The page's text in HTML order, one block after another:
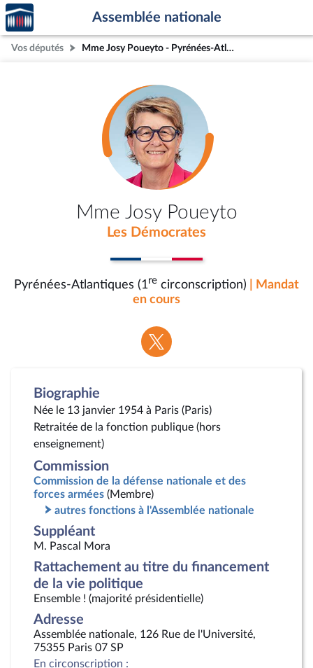
Aller au contenu
Aller en bas de la page
Accèder
à la
page
d'accueil
Assemblée nationale
Vos députés Mme Josy Poueyto - Pyrénées-Atlantiques (1re circonscription)
Mme Josy Poueyto
Les Démocrates
Pyrénées-Atlantiques (1re circonscription)
| Mandat
en cours
Voir
la
Biographie
Née le 13 janvier 1954 à Paris (Paris)
Retraitée de la fonction publique (hors
enseignement)
Commission
Commission de la défense nationale et des
forces armées (Membre)
autres fonctions à l'Assemblée nationale
Suppléant
M. Pascal Mora
Rattachement au titre du financement
de la vie politique
Ensemble ! (majorité présidentielle)
Adresse
Assemblée nationale, 126 Rue de l'Université,
75355 Paris 07 SP
En circonscription :